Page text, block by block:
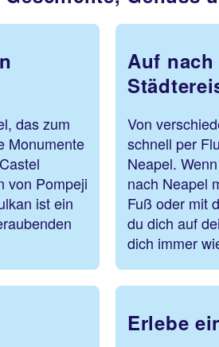
das zum
Monumente
von Pompeji
ist ein
Auf
Von
schnell per
Neapel.
nach Neapel
Fuß oder mit
du dich auf
dich immer
Erlebe